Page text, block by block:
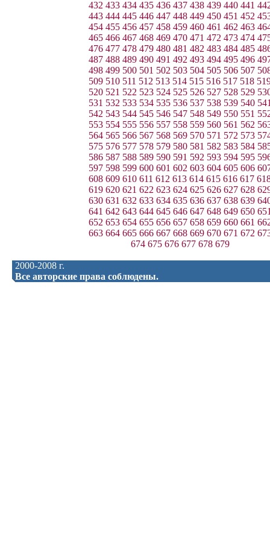
432 433 434 435 436 437 438 439 440 441
443 444 445 446 447 448 449 450 451 452
454 455 456 457 458 459 460 461 462 463
465 466 467 468 469 470 471 472 473 474
476 477 478 479 480 481 482 483 484 485
487 488 489 490 491 492 493 494 495 496
498 499 500 501 502 503 504 505 506 507
509 510 511 512 513 514 515 516 517 518
520 521 522 523 524 525 526 527 528 529
531 532 533 534 535 536 537 538 539 540
542 543 544 545 546 547 548 549 550 551
553 554 555 556 557 558 559 560 561 562
564 565 566 567 568 569 570 571 572 573
575 576 577 578 579 580 581 582 583 584
586 587 588 589 590 591 592 593 594 595
597 598 599 600 601 602 603 604 605 606
608 609 610 611 612 613 614 615 616 617
619 620 621 622 623 624 625 626 627 628
630 631 632 633 634 635 636 637 638 639
641 642 643 644 645 646 647 648 649 650
652 653 654 655 656 657 658 659 660 661
663 664 665 666 667 668 669 670 671 672
674 675 676 677 678 679
2000-2008 г.
Все авторские права соблюдены.